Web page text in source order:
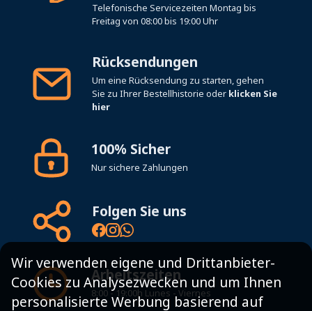
Telefonische Servicezeiten Montag bis
Freitag von 08:00 bis 19:00 Uhr
Rücksendungen
Um eine Rücksendung zu starten, gehen
Sie zu Ihrer Bestellhistorie oder klicken Sie
hier
100% Sicher
Nur sichere Zahlungen
Folgen Sie uns
Arbeitszeiten
8:00 - 19:00h Lunes - Viernes
Wir verwenden eigene und Drittanbieter-
Cookies zu Analysezwecken und um Ihnen
personalisierte Werbung basierend auf